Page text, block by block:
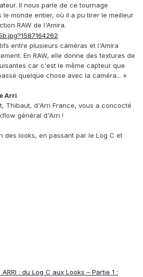
Il nous parle de ce tournage
monde entier, où il a pu tirer le meilleur
RAW de l'Amira.
entre plusieurs caméras et l'Amira
En RAW, elle donne des textures de
car c'est le même capteur que
quelque chose avec la caméra... »
Arri
Thibaut, d'Arri France, vous a concocté
général d'Arri !
des looks, en passant par le Log C et
: du Log C aux Looks – Partie 1 :